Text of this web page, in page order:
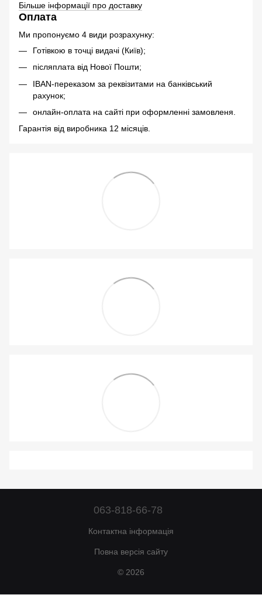
Більше інформації про доставку
Оплата
Ми пропонуємо 4 види розрахунку:
Готівкою в точці видачі (Київ);
післяплата від Нової Пошти;
IBAN-переказом за реквізитами на банківський
рахунок;
онлайн-оплата на сайті при оформленні замовленя.
Гарантія від виробника 12 місяців.
063-818-66-78
Контактна інформація
Повна версія сайту
© 2026